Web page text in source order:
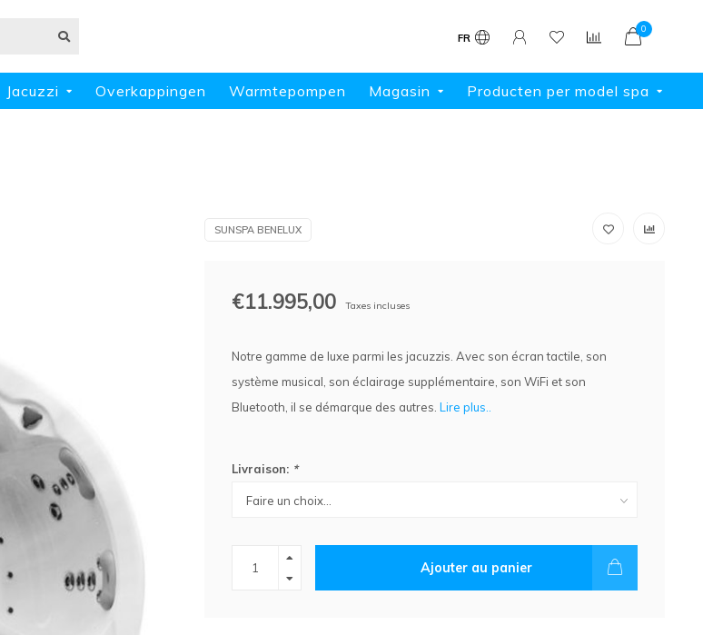
FR
0
Jacuzzi Overkappingen Warmtepompen Magasin Producten per model spa
SUNSPA BENELUX
€11.995,00 Taxes incluses
Notre gamme de luxe parmi les jacuzzis. Avec son écran tactile, son
système musical, son éclairage supplémentaire, son WiFi et son
Bluetooth, il se démarque des autres. Lire plus..
Livraison: *
Ajouter au panier